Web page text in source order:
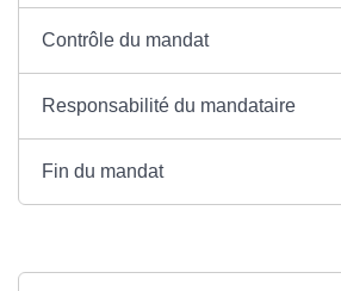
Contrôle du mandat
Responsabilité du mandataire
Fin du mandat